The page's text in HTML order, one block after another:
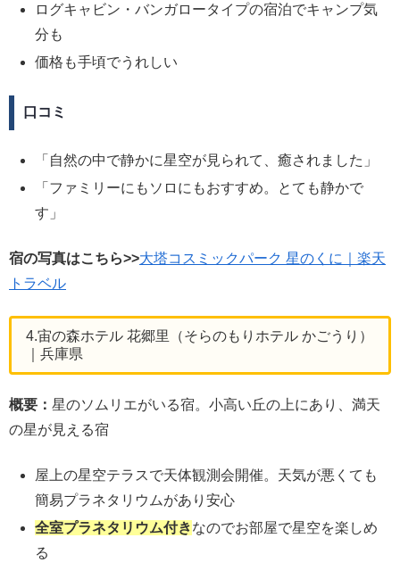
ログキャビン・バンガロータイプの宿泊でキャンプ気
分も
価格も手頃でうれしい
口コミ
「自然の中で静かに星空が見られて、癒されました」
「ファミリーにもソロにもおすすめ。とても静かで
す」
宿の写真はこちら>>大塔コスミックパーク 星のくに｜楽天
トラベル
4.宙の森ホテル 花郷里（そらのもりホテル かごうり）
｜兵庫県
概要： 星のソムリエがいる宿。小高い丘の上にあり、満天
の星が見える宿
屋上の星空テラスで天体観測会開催。天気が悪くても
簡易プラネタリウムがあり安心
全室プラネタリウム付きなのでお部屋で星空を楽しめ
る